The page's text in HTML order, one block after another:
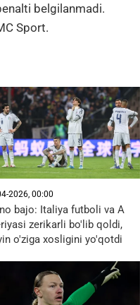
belgilanmadi.
Sport.
2026, 00:00
bajo: Italiya futboli va A
zerikarli bo'lib qoldi,
o'ziga xosligini yo'qotdi